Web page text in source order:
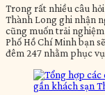
Trong rất nhiều câu
Thành Long ghi nhận
cũng muốn trải nghiệm
Phố Hồ Chí Minh bạn
đêm 247 nhằm phục